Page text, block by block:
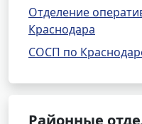
Отделение
Краснодара
СОСП по
Районные